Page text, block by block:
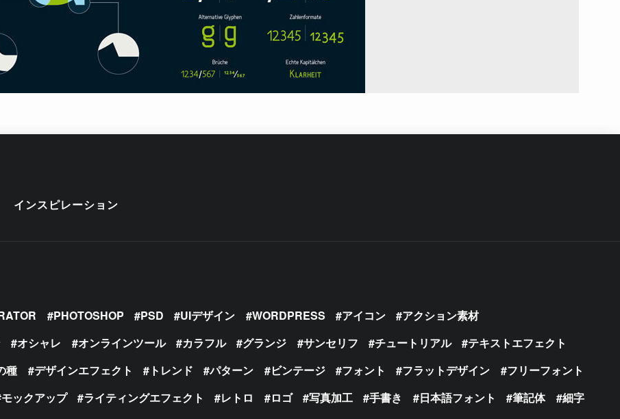
インスピレーション
PHOTOSHOP PSD UIデザイン WORDPRESS アイコン
アクション素材
オシャレ オンラインツール カラフル グランジ サンセリフ チュートリアル
テキストエフェクト
種 デザインエフェクト トレンド パターン ビンテージ フォント フラットデザイン
フリーフォント
モックアップ ライティングエフェクト レトロ ロゴ 写真加工 手書き 日本語フォント 筆記体
細字